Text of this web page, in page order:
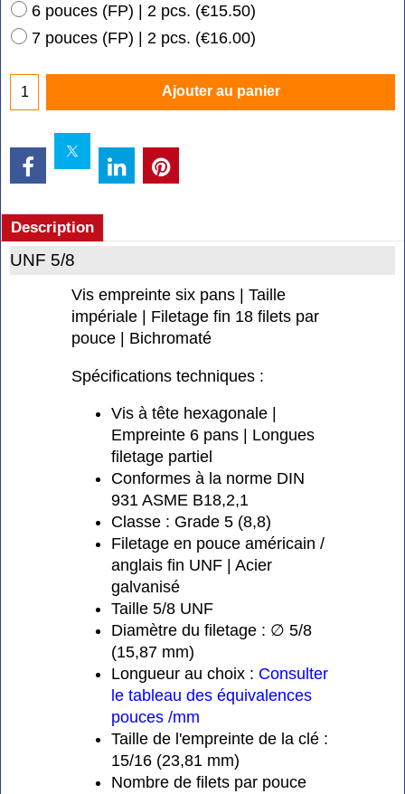
6 pouces (FP) | 2 pcs. (€15.50)
7 pouces (FP) | 2 pcs. (€16.00)
Ajouter au panier
Description
UNF 5/8
Vis empreinte six pans | Taille
impériale | Filetage fin 18 filets par
pouce | Bichromaté
Spécifications techniques :
Vis à tête hexagonale |
Empreinte 6 pans | Longues
filetage partiel
Conformes à la norme DIN
931 ASME B18,2,1
Classe : Grade 5 (8,8)
Filetage en pouce américain /
anglais fin UNF | Acier
galvanisé
Taille 5/8 UNF
Diamètre du filetage : ∅ 5/8
(15,87 mm)
Longueur au choix : Consulter
le tableau des équivalences
pouces /mm
Taille de l'empreinte de la clé :
15/16 (23,81 mm)
Nombre de filets par pouce